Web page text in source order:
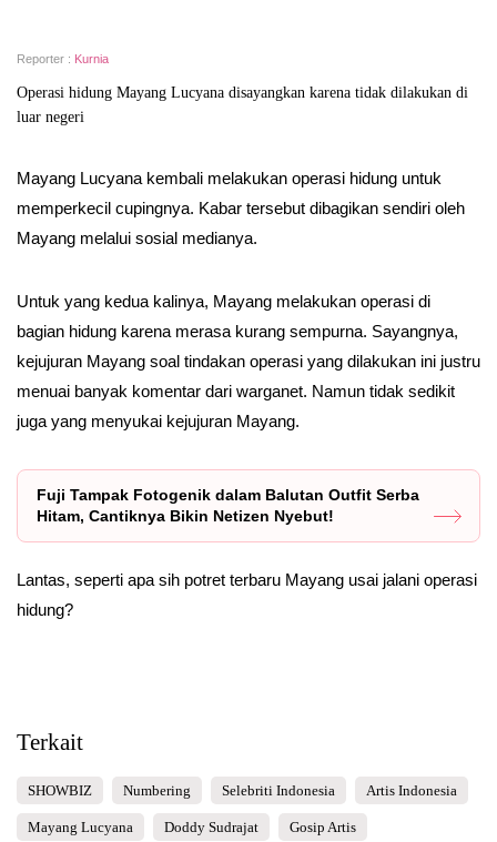
Reporter : Kurnia
Operasi hidung Mayang Lucyana disayangkan karena tidak dilakukan di
luar negeri
Mayang Lucyana kembali melakukan operasi hidung untuk
memperkecil cupingnya. Kabar tersebut dibagikan sendiri oleh
Mayang melalui sosial medianya.
Untuk yang kedua kalinya, Mayang melakukan operasi di
bagian hidung karena merasa kurang sempurna. Sayangnya,
kejujuran Mayang soal tindakan operasi yang dilakukan ini justru
menuai banyak komentar dari warganet. Namun tidak sedikit
juga yang menyukai kejujuran Mayang.
Fuji Tampak Fotogenik dalam Balutan Outfit Serba
Hitam, Cantiknya Bikin Netizen Nyebut!
Lantas, seperti apa sih potret terbaru Mayang usai jalani operasi
hidung?
Terkait
SHOWBIZ Numbering Selebriti Indonesia Artis Indonesia
Mayang Lucyana Doddy Sudrajat Gosip Artis